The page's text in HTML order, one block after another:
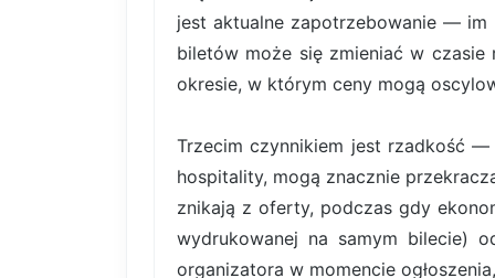
jest aktualne zapotrzebowanie —
biletów może się zmieniać w czasie
okresie, w którym ceny mogą
Trzecim czynnikiem jest rzadkość
hospitality, mogą znacznie
znikają z oferty, podczas gdy
wydrukowanej na samym bilecie)
organizatora w momencie